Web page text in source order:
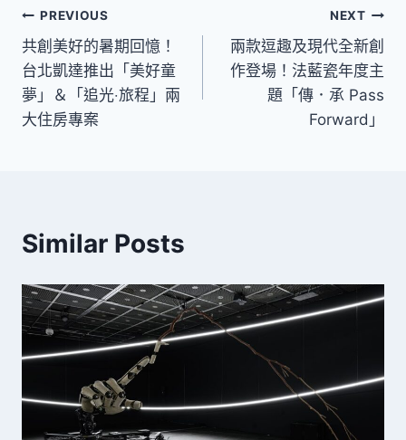
文
章
導
覽
PREVIOUS
共創美好的暑期回憶！
台北凱達推出「美好童
夢」＆「追光‧旅程」兩
大住房專案
NEXT
兩款逗趣及現代全新創
作登場！法藍瓷年度主
題「傳．承 Pass
Forward」
Similar Posts